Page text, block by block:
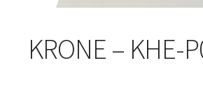
KRONE – KHE-